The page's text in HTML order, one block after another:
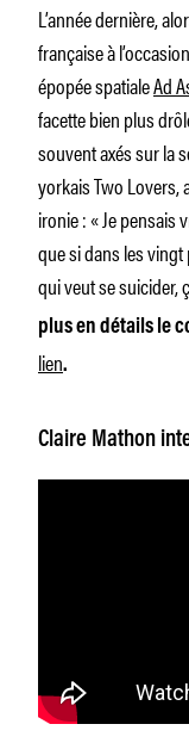
L’année dernière,
française à
épopée spatialeAd
facette bien plus
souvent axés sur la
yorkaisTwo Lovers,
ironie : «Je pensais
que si dans les
qui veut se suicider,
plus en détails le
lien.
Claire Mathon